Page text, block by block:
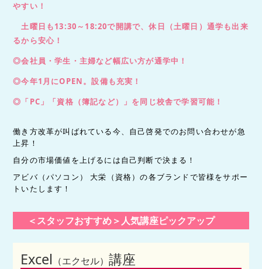
やすい！
土曜日も13:30～18:20で開講で、休日（土曜日）通学も出来
るから安心！
◎会社員・学生・主婦など幅広い方が通学中！
◎今年1月にOPEN。設備も充実！
◎「PC」「資格（簿記など）」を同じ校舎で学習可能！
働き方改革が叫ばれている今、自己啓発でのお問い合わせが急
上昇！
自分の市場価値を上げるには自己判断で決まる！
アビバ（パソコン） 大栄（資格）の各ブランドで皆様をサポー
トいたします！
＜スタッフおすすめ＞人気講座ピックアップ
Excel （エクセル）講座